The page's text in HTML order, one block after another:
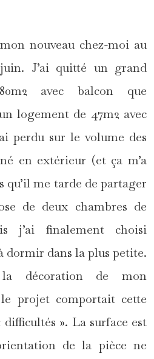
nouveau chez-moi au
J’ai quitté un grand
avec balcon que
logement de 47m2 avec
perdu sur le volume des
en extérieur (et ça m’a
qu’il me tarde de partager
de deux chambres de
j’ai finalement choisi
dormir dans la plus petite.
décoration de mon
projet comportait cette
». La surface est
de la pièce ne